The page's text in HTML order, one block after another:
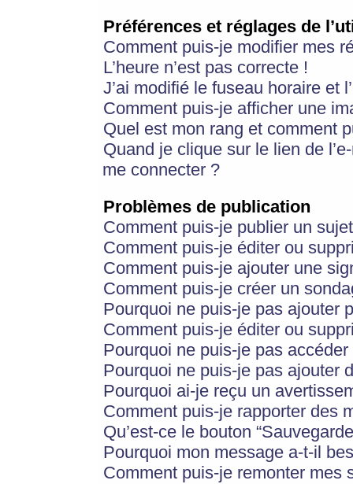
Préférences et réglages de
Comment puis-je modifier mes
L’heure n’est pas correcte !
J’ai modifié le fuseau horaire et
Comment puis-je afficher une
Quel est mon rang et comment
Quand je clique sur le lien de
me connecter ?
Problèmes de publication
Comment puis-je publier un
Comment puis-je éditer ou
Comment puis-je ajouter une
Comment puis-je créer un
Pourquoi ne puis-je pas ajouter
Comment puis-je éditer ou
Pourquoi ne puis-je pas
Pourquoi ne puis-je pas ajouter
Pourquoi ai-je reçu un
Comment puis-je rapporter des
Qu’est-ce le bouton
Pourquoi mon message a-t-il
Comment puis-je remonter mes